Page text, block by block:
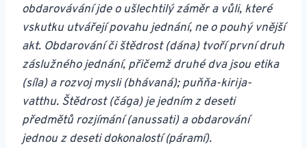
obdarovávání jde o ušlechtilý záměr a vůli, které
vskutku utvářejí povahu jednání, ne o pouhý vnější
akt. Obdarování či štědrost (dána) tvoří první druh
záslužného jednání, přičemž druhé dva jsou etika
(síla) a rozvoj mysli (bhávaná); puňňa-kirija-
vatthu. Štědrost (čága) je jedním z deseti
předmětů rozjímání (anussati) a obdarování
jednou z deseti dokonalostí (páramí).